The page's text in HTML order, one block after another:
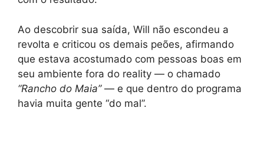
Ao descobrir sua saída, Will não escondeu a
revolta e criticou os demais peões, afirmando
que estava acostumado com pessoas boas em
seu ambiente fora do reality — o chamado
“Rancho do Maia”— e que dentro do programa
havia muita gente “do mal”.